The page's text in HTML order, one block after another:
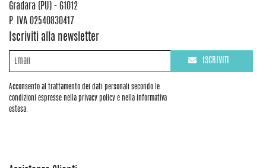
Gradara (PU) - 61012
P. IVA 02540830417
Iscriviti alla newsletter
Acconsento al trattamento dei dati personali secondo le
condizioni espresse nella privacy policy e nella informativa
estesa.
ISCRIVITI